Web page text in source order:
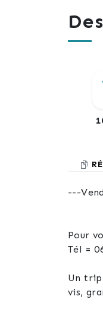
---
Pour
Tél =
Un
vis,